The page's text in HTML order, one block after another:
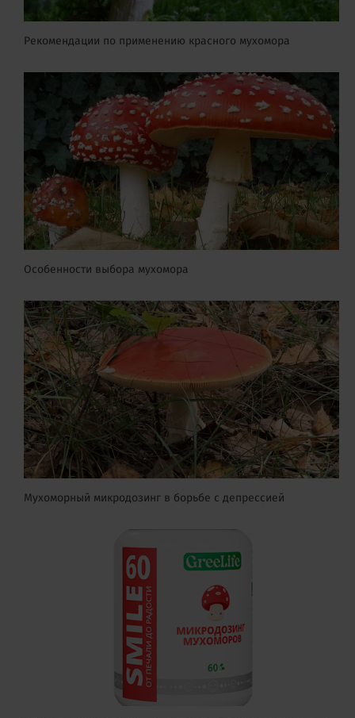
Рекомендации по применению красного мухомора
Особенности выбора мухомора
Мухоморный микродозинг в борьбе с депрессией